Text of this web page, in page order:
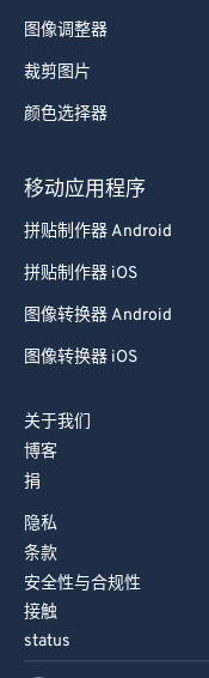
图像调整器
裁剪图片
颜色选择器
移动应用程序
拼贴制作器 Android
拼贴制作器 iOS
图像转换器 Android
图像转换器 iOS
关于我们
博客
捐
隐私
条款
安全性与合规性
接触
status